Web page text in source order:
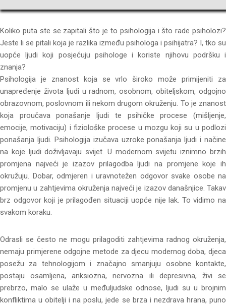
Koliko puta ste se zapitali što je to psihologija i što rade psiholozi?
Jeste li se pitali koja je razlika između psihologa i psihijatra? I, tko su
uopće ljudi koji posjećuju psihologe i koriste njihovu podršku i
znanja?
Psihologija je znanost koja se vrlo široko može primijeniti za
unapređenje života ljudi u radnom, osobnom, obiteljskom, odgojno
obrazovnom, poslovnom ili nekom drugom okruženju. To je znanost
koja proučava ponašanje ljudi te psihičke procese (mišljenje,
emocije, motivaciju) i fiziološke procese u mozgu koji su u podlozi
ponašanja ljudi. Psihologija izučava uzroke ponašanja ljudi i načine
na koje ljudi doživljavaju svijet. U modernom svijetu iznimno brzih
promjena najveći je izazov prilagodba ljudi na promjene koje ih
okružuju. Dobar, odmjeren i uravnotežen odgovor svake osobe na
promjenu u zahtjevima okruženja najveći je izazov današnjice. Takav
brz odgovor koji je prilagođen situaciji uopće nije lak. To vidimo na
svakom koraku.
Odrasli se često ne mogu prilagoditi zahtjevima radnog okruženja,
nemaju primjerene odgojne metode za djecu modernog doba, djeca
posežu za tehnologijom i značajno smanjuju osobne kontakte,
postaju osamljena, anksiozna, nervozna ili depresivna, živi se
prebrzo, malo se ulaže u međuljudske odnose, ljudi su u brojnim
konfliktima u obitelji i na poslu, jede se brza i nezdrava hrana, puno